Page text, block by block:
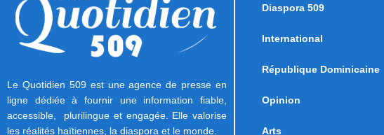
Le Quotidien 509 est une agence de presse en
ligne dédiée à fournir une information fiable,
accessible, plurilingue et engagée. Elle valorise
les réalités haïtiennes, la diaspora et le monde.
Diaspora 509
International
République Dominicaine
Opinion
Arts